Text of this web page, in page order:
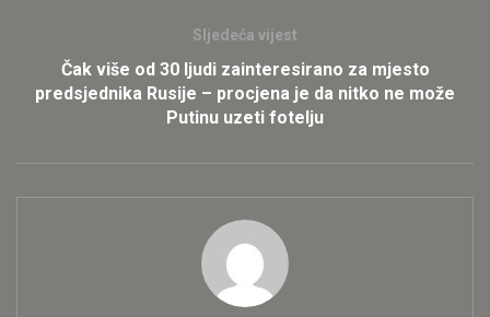
Sljedeća vijest
Čak više od 30 ljudi zainteresirano za mjesto
predsjednika Rusije – procjena je da nitko ne može
Putinu uzeti fotelju